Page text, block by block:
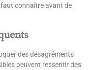
connaître avant de
des désagréments
peuvent ressentir des